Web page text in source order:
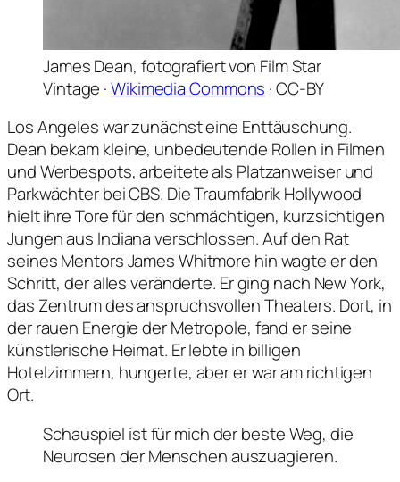
James Dean, fotografiert von Film Star
Vintage ·Wikimedia Commons · CC-BY
Los Angeles war zunächst eine Enttäuschung.
Dean bekam kleine, unbedeutende Rollen in Filmen
und Werbespots, arbeitete als Platzanweiser und
Parkwächter bei CBS. Die Traumfabrik Hollywood
hielt ihre Tore für den schmächtigen, kurzsichtigen
Jungen aus Indiana verschlossen. Auf den Rat
seines Mentors James Whitmore hin wagte er den
Schritt, der alles veränderte. Er ging nach New York,
das Zentrum des anspruchsvollen Theaters. Dort, in
der rauen Energie der Metropole, fand er seine
künstlerische Heimat. Er lebte in billigen
Hotelzimmern, hungerte, aber er war am richtigen
Ort.
Schauspiel ist für mich der beste Weg, die
Neurosen der Menschen auszuagieren.